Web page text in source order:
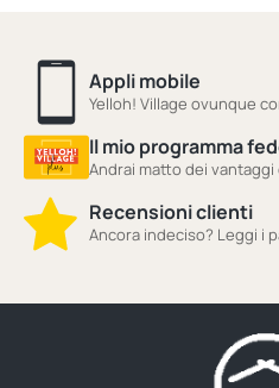
Appli mobile
Yelloh! Village ovunque
Il mio programma
Andrai matto dei vantaggi
Recensioni clienti
Ancora indeciso? Leggi i